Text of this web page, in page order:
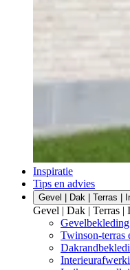
Inspiratie
Tips en advies
Gevel | Dak | Terras |
Gevel | Dak | Terras |
Gevelbekleding
Twinson-terras